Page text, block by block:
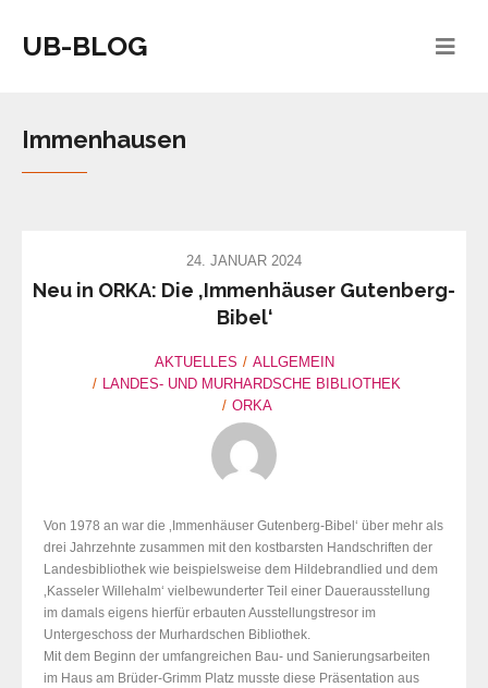
UB-BLOG
Immenhausen
24. JANUAR 2024
Neu in ORKA: Die ‚Immenhäuser Gutenberg-
Bibel‘
AKTUELLES
ALLGEMEIN
LANDES- UND MURHARDSCHE BIBLIOTHEK
ORKA
Von 1978 an war die ‚Immenhäuser Gutenberg-Bibel‘ über mehr als
drei Jahrzehnte zusammen mit den kostbarsten Handschriften der
Landesbibliothek wie beispielsweise dem Hildebrandlied und dem
‚Kasseler Willehalm‘ vielbewunderter Teil einer Dauerausstellung
im damals eigens hierfür erbauten Ausstellungstresor im
Untergeschoss der Murhardschen Bibliothek.
Mit dem Beginn der umfangreichen Bau- und Sanierungsarbeiten
im Haus am Brüder-Grimm Platz musste diese Präsentation aus